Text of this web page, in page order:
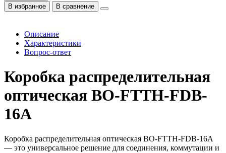
В избранное
В сравнение
Описание
Характеристики
Вопрос-ответ
Коробка распределительная
оптическая BO-FTTH-FDB-
16A
Коробка распределительная оптическая BO-FTTH-FDB-16A
— это универсальное решение для соединения, коммутации и